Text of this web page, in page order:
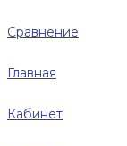
Сравнение
Главная
Кабинет